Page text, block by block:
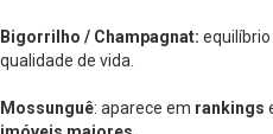
Bigorrilho / Champagnat:
qualidade de vida.
Mossunguê: aparece em rankings